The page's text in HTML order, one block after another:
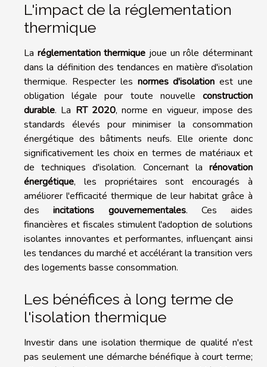
L'impact de la réglementation
thermique
La réglementation thermique joue un rôle déterminant
dans la définition des tendances en matière d'isolation
thermique. Respecter les normes d'isolation est une
obligation légale pour toute nouvelle construction
durable. La RT 2020, norme en vigueur, impose des
standards élevés pour minimiser la consommation
énergétique des bâtiments neufs. Elle oriente donc
significativement les choix en termes de matériaux et
de techniques d'isolation. Concernant la rénovation
énergétique, les propriétaires sont encouragés à
améliorer l'efficacité thermique de leur habitat grâce à
desincitations gouvernementales. Ces aides
financières et fiscales stimulent l'adoption de solutions
isolantes innovantes et performantes, influençant ainsi
les tendances du marché et accélérant la transition vers
des logements basse consommation.
Les bénéfices à long terme de
l'isolation thermique
Investir dans une isolation thermique de qualité n'est
pas seulement une démarche bénéfique à court terme;